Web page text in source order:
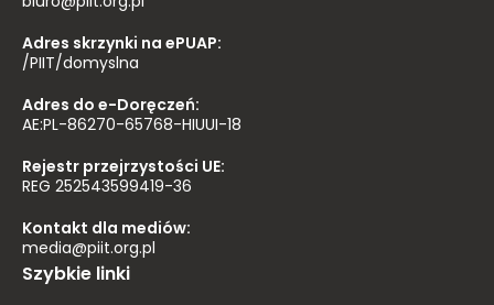
Adres skrzynki na ePUAP:
/PIIT/domyslna
Adres do e-Doręczeń:
AE:PL-86270-65768-HIUUI-18
Rejestr przejrzystości UE:
REG 252543599419-36
Kontakt dla mediów:
media@piit.org.pl
Szybkie linki